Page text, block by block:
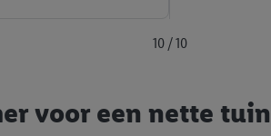
10 / 10
voor een nette tuin